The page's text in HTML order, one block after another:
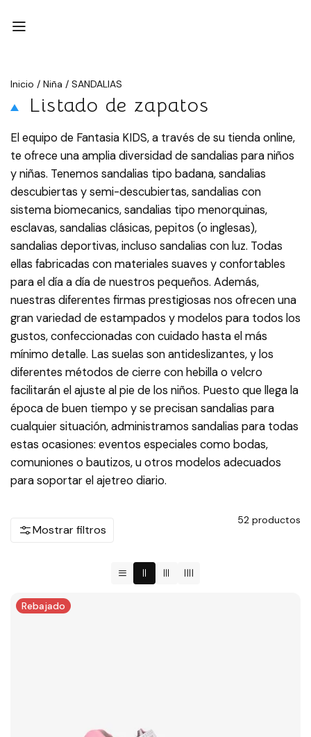
Inicio / Niña / SANDALIAS
Listado de zapatos
El equipo de Fantasia KIDS, a través de su tienda online,
te ofrece una amplia diversidad de sandalias para niños
y niñas. Tenemos sandalias tipo badana, sandalias
descubiertas y semi-descubiertas, sandalias con
sistema biomecanics, sandalias tipo menorquinas,
esclavas, sandalias clásicas, pepitos (o inglesas),
sandalias deportivas, incluso sandalias con luz. Todas
ellas fabricadas con materiales suaves y confortables
para el día a día de nuestros pequeños. Además,
nuestras diferentes firmas prestigiosas nos ofrecen una
gran variedad de estampados y modelos para todos los
gustos, confeccionadas con cuidado hasta el más
mínimo detalle. Las suelas son antideslizantes, y los
diferentes métodos de cierre con hebilla o velcro
facilitarán el ajuste al pie de los niños. Puesto que llega la
época de buen tiempo y se precisan sandalias para
cualquier situación, administramos sandalias para todas
estas ocasiones: eventos especiales como bodas,
comuniones o bautizos, u otros modelos adecuados
para soportar el ajetreo diario.
Mostrar filtros
52 productos
Rebajado